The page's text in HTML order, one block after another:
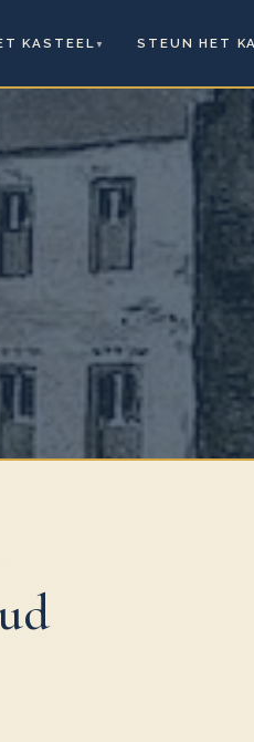
KASTEEL ▼ STEUN HET